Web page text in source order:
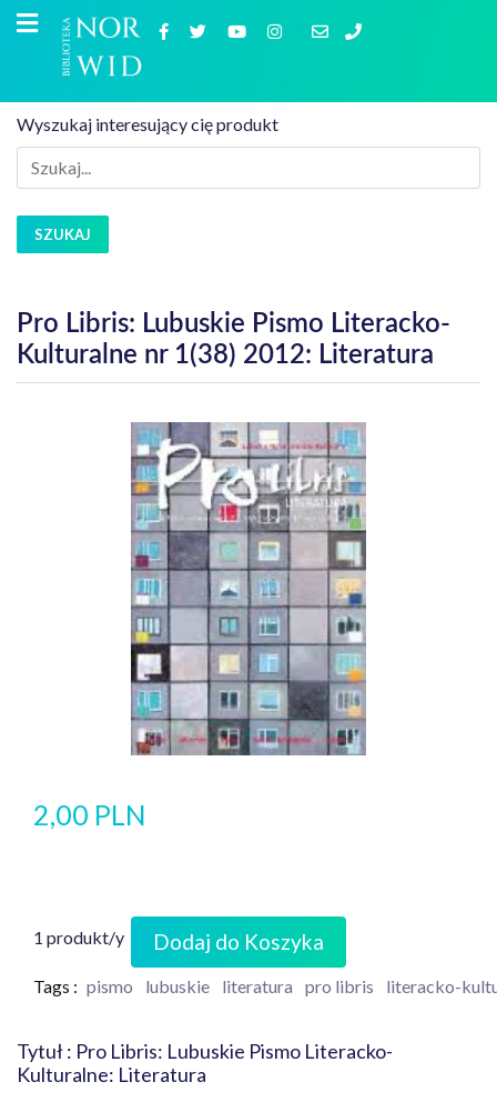
Wyszukaj interesujący cię produkt
SZUKAJ
Pro Libris: Lubuskie Pismo Literacko-
Kulturalne nr 1(38) 2012: Literatura
2,00 PLN
1 produkt/y Dodaj do Koszyka
Tags : pismo lubuskie literatura pro libris literacko-
Tytuł : Pro Libris: Lubuskie Pismo Literacko-
Kulturalne: Literatura